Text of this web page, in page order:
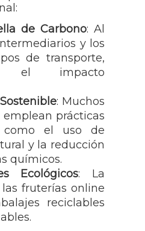
de Carbono: Al
y los
de transporte,
el impacto
: Muchos
prácticas
como el uso de
y la reducción
químicos.
Ecológicos: La
fruterías online
reciclables